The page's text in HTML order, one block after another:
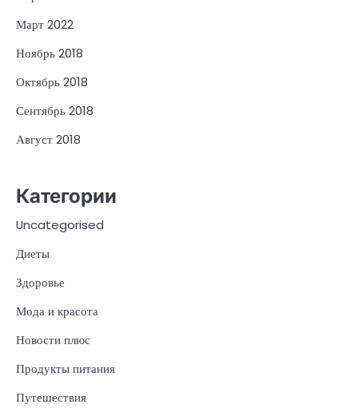
Март 2022
Ноябрь 2018
Октябрь 2018
Сентябрь 2018
Август 2018
Категории
Uncategorised
Диеты
Здоровье
Мода и красота
Новости плюс
Продукты питания
Путешествия